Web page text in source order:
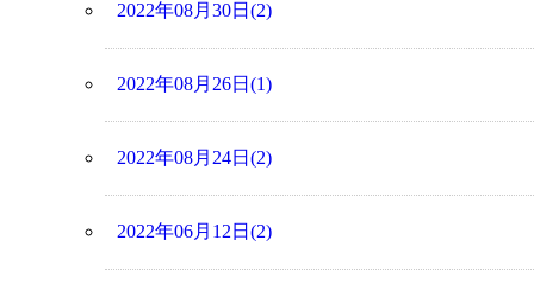
2022年08月30日(2)
2022年08月26日(1)
2022年08月24日(2)
2022年06月12日(2)